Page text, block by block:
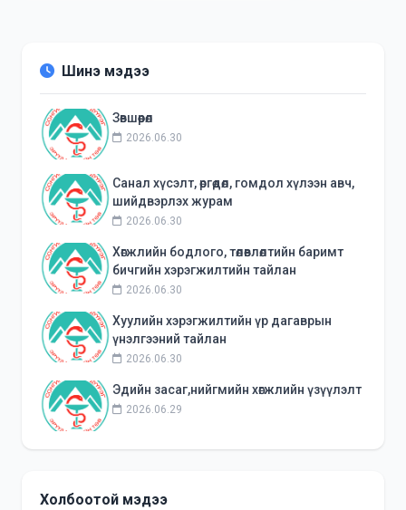
Шинэ мэдээ
Зөвшөөрөл
2026.06.30
Санал хүсэлт, өргөдөл, гомдол хүлээн авч,
шийдвэрлэх журам
2026.06.30
Хөгжлийн бодлого, төлөвлөлтийн баримт
бичгийн хэрэгжилтийн тайлан
2026.06.30
Хуулийн хэрэгжилтийн үр дагаврын
үнэлгээний тайлан
2026.06.30
Эдийн засаг,нийгмийн хөгжлийн үзүүлэлт
2026.06.29
Холбоотой мэдээ